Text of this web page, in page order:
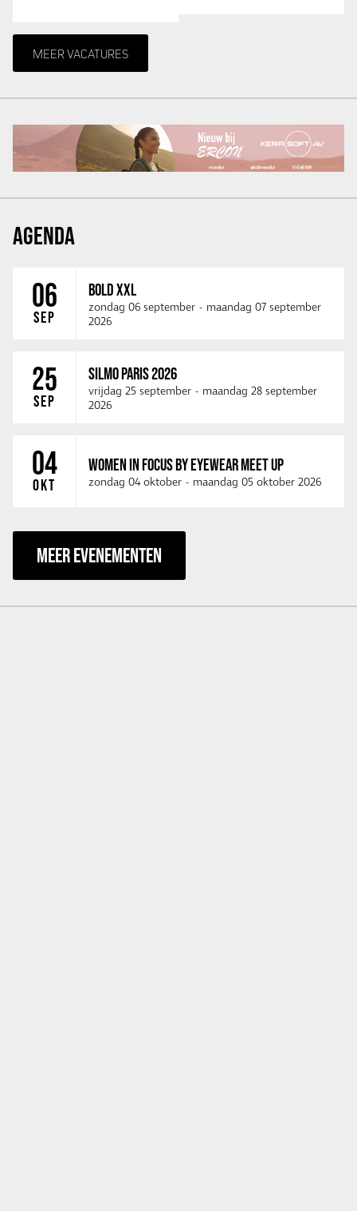
MEER VACATURES
AGENDA
06
SEP
BOLD XXL
zondag 06 september - maandag 07 september
2026
25
SEP
SILMO PARIS 2026
vrijdag 25 september - maandag 28 september
2026
04
OKT
WOMEN IN FOCUS BY EYEWEAR MEET UP
zondag 04 oktober - maandag 05 oktober 2026
MEER EVENEMENTEN